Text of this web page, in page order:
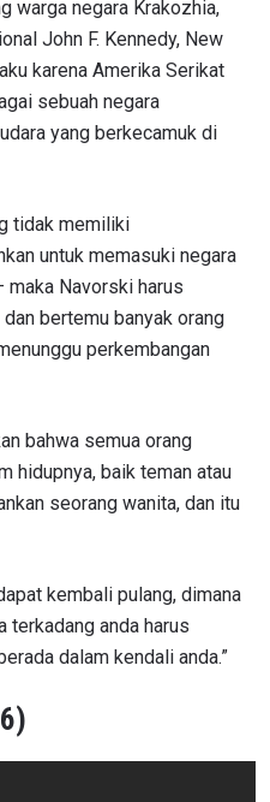
warga negara Krakozhia,
John F. Kennedy, New
karena Amerika Serikat
sebuah negara
yang berkecamuk di
tidak memiliki
untuk memasuki negara
Navorski harus
bertemu banyak orang
perkembangan
bahwa semua orang
hidupnya, baik teman atau
seorang wanita, dan itu
kembali pulang, dimana
terkadang anda harus
dalam kendali anda.”